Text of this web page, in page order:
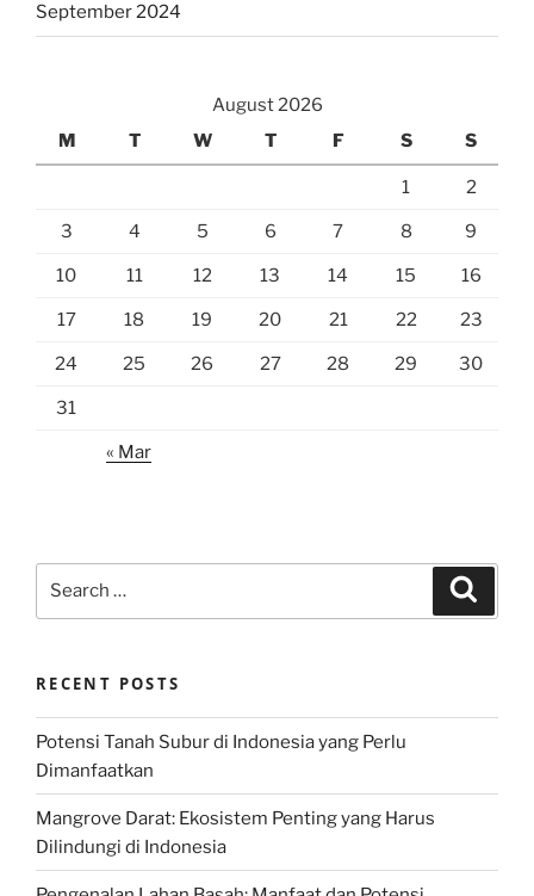
September 2024
August 2026
M
T W T F S S
1 2
3 4 5 6 7 8 9
10 11 12 13 14 15 16
17 18 19 20 21 22 23
24 25 26 27 28 29 30
31
« Mar
RECENT POSTS
Potensi Tanah Subur di Indonesia yang Perlu
Dimanfaatkan
Mangrove Darat: Ekosistem Penting yang Harus
Dilindungi di Indonesia